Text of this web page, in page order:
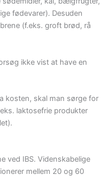
fødevarer). Desuden
(f.eks. groft brød, rå
ikke vist at have en
kosten, skal man sørge for
laktosefrie produkter
ved IBS. Videnskabelige
mellem 20 og 60